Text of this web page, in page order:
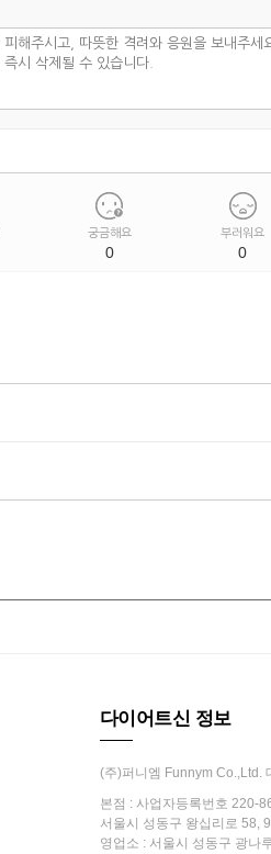
궁금해요
0
부러워요
0
다이어트신 정보
(주)퍼니엠 Funnym Co.,Ltd.
본점 : 사업자등록번호 220-
서울시 성동구 왕십리로 58,
영업소 : 서울시 성동구 광나